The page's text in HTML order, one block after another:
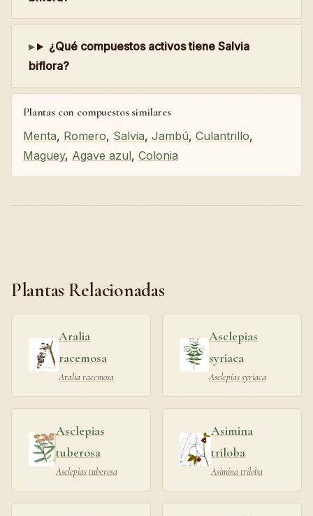
¿Qué compuestos activos tiene Salvia
biflora?
Plantas con compuestos similares
Menta, Romero, Salvia, Jambú, Culantrillo,
Maguey, Agave azul, Colonia
Plantas Relacionadas
Aralia
racemosa
Aralia racemosa
Asclepias
syriaca
Asclepias syriaca
Asclepias
tuberosa
Asclepias tuberosa
Asimina
triloba
Asimina triloba